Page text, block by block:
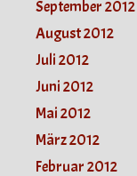
September 2012
August 2012
Juli 2012
Juni 2012
Mai 2012
März 2012
Februar 2012